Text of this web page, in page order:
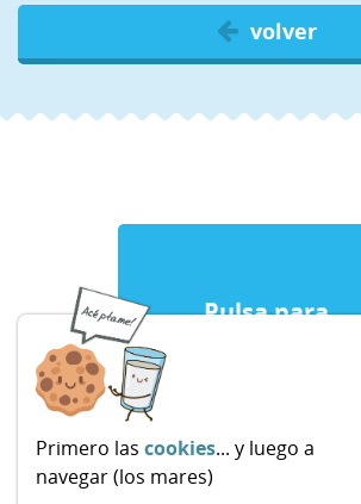
volver
Pulsa para
Primero las cookies... y luego a
navegar (los mares)